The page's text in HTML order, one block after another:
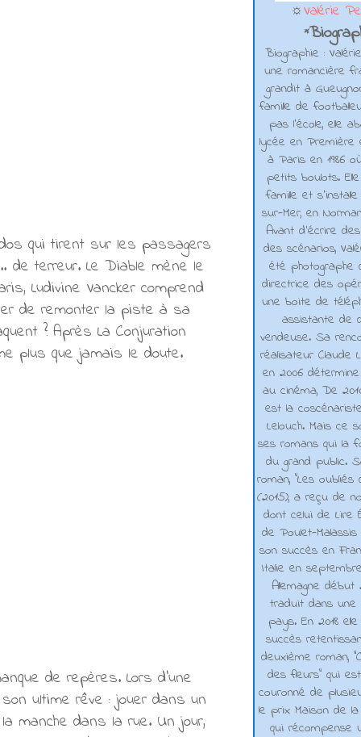
qui tirent sur les passagers
de terreur. Le Diable mène le
Ludivine Vancker comprend
de remonter la piste à sa
? Après La Conjuration
plus que jamais le doute.
de repères. Lors d'une
ultime rêve : jouer dans un
manche dans la rue. Un jour,
☼Valérie
*
Biographie :
une romancière
grandit à
famille de
pas l'école, elle
lycée en
à Paris en 1986
petits boulots.
famille et
sur-Mer, en
Avant d’écrire
des scénarios,
été photographe
directrice des
une boite de
assistante de
vendeuse. Sa
réalisateur Claude
en 2006
au cinéma, De
est la
Lelouch. Mais ce
ses romans qui la
du grand public.
roman, "Les oubliés
(2015), a reçu de
dont celui de Lire
de Poulet-
son succès en
Italie en
Allemagne début
traduit dans une
pays. En 2018
succès
deuxième roman,
des fleurs" qui
couronné de
le prix Maison de la
qui récompense